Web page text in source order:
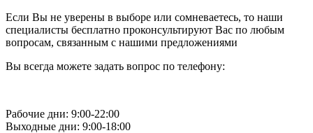
Если Вы не уверены в выборе или сомневаетесь, то наши
специалисты бесплатно проконсультируют Вас по любым
вопросам, связанным с нашими предложениями
Вы всегда можете задать вопрос по телефону:
Рабочие дни: 9:00-22:00
Выходные дни: 9:00-18:00